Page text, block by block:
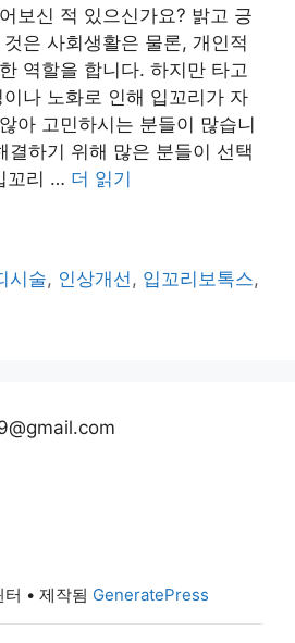
보신 적 있으신가요? 밝고 긍
은 사회생활은 물론, 개인적
역할을 합니다. 하지만 타고
나 노화로 인해 입꼬리가 자
아 고민하시는 분들이 많습니
결하기 위해 많은 분들이 선택
꼬리 … 더 읽기
시술, 인상개선 , 입꼬리보톡스,
• 제작됨 GeneratePress